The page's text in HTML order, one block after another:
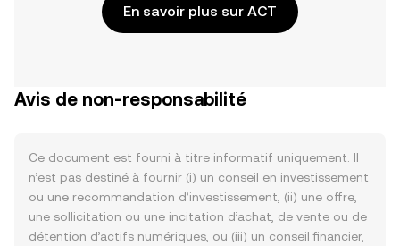
En savoir plus sur ACT
Avis de non-responsabilité
Ce document est fourni à titre informatif uniquement. Il
n’est pas destiné à fournir (i) un conseil en investissement
ou une recommandation d’investissement, (ii) une offre,
une sollicitation ou une incitation d’achat, de vente ou de
détention d’actifs numériques, ou (iii) un conseil financier,